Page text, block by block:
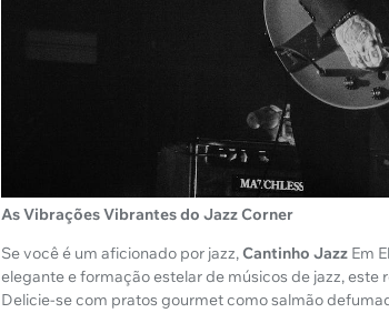
As Vibrações Vibrantes do Jazz Corner
Se você é um aficionado por jazz,Cantinho Jazz Em
elegante e formação estelar de músicos de jazz,
Delicie-se com pratos gourmet como salmão